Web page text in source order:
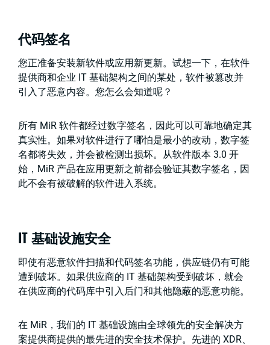
代码签名
您正准备安装新软件或应用新更新。试想一下，在软件
提供商和企业 IT 基础架构之间的某处，软件被篡改并
引入了恶意内容。您怎么会知道呢？
所有 MiR 软件都经过数字签名，因此可以可靠地确定其
真实性。如果对软件进行了哪怕是最小的改动，数字签
名都将失效，并会被检测出损坏。从软件版本 3.0 开
始，MiR 产品在应用更新之前都会验证其数字签名，因
此不会有被破解的软件进入系统。
IT 基础设施安全
即使有恶意软件扫描和代码签名功能，供应链仍有可能
遭到破坏。如果供应商的 IT 基础架构受到破坏，就会
在供应商的代码库中引入后门和其他隐蔽的恶意功能。
在 MiR，我们的 IT 基础设施由全球领先的安全解决方
案提供商提供的最先进的安全技术保护。先进的 XDR、